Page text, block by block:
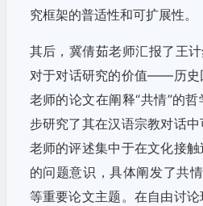
究框架的普适性和可扩展性。
其后，冀倩茹老师汇报了王
对于对话研究的价值——历史
老师的论文在阐释“共情”的
步研究了其在汉语宗教对话
老师的评述集中于在文化接
的问题意识，具体阐发了共
等重要论文主题。在自由讨